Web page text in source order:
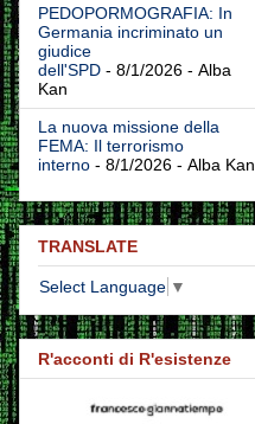
PEDOPORMOGRAFIA: In
Germania incriminato un
giudice
dell'SPD - 8/1/2026 - Alba
Kan
La nuova missione della
FEMA: Il terrorismo
interno - 8/1/2026 - Alba Kan
TRANSLATE
Select Language ▼
R'acconti di R'esistenze